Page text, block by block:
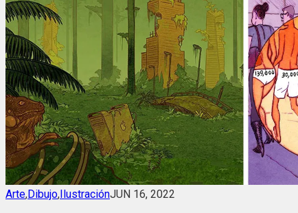
Arte,Dibujo,IlustraciónJUN 16, 2022